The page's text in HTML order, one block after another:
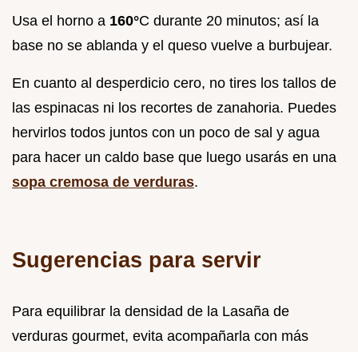
Usa el horno a 160°C durante 20 minutos; así la
base no se ablanda y el queso vuelve a burbujear.
En cuanto al desperdicio cero, no tires los tallos de
las espinacas ni los recortes de zanahoria. Puedes
hervirlos todos juntos con un poco de sal y agua
para hacer un caldo base que luego usarás en una
sopa cremosa de verduras.
Sugerencias para servir
Para equilibrar la densidad de la Lasaña de
verduras gourmet, evita acompañarla con más